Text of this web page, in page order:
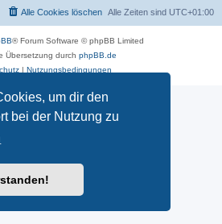
um dir den
bei der Nutzung zu
Alle Zeiten sind UTC+01:00
Alle Cookies löschen
® Forum Software © phpBB Limited
Übersetzung durch phpBB.de
| Nutzungsbedingungen